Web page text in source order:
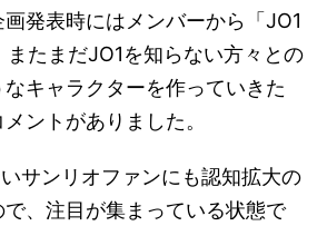
発表時にはメンバーから「JO1
またまだJO1を知らない方々との
キャラクターを作っていきた
ントがありました。
サンリオファンにも認知拡大の
、注目が集まっている状態で